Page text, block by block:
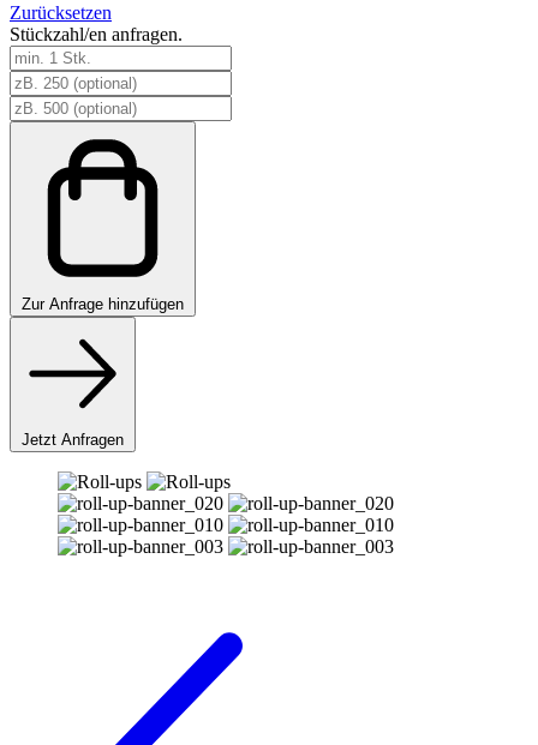
Zurücksetzen
Stückzahl/en anfragen.
Roll-
ups
Menge
Zur Anfrage hinzufügen
Jetzt Anfragen